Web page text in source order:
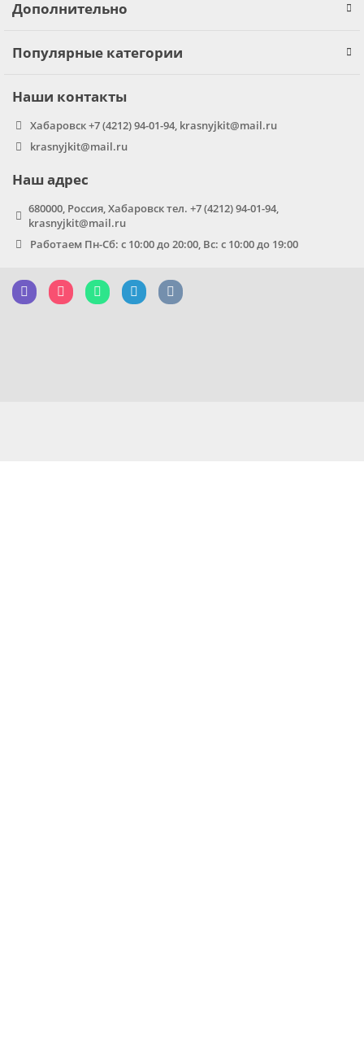
Дополнительно
Популярные категории
Наши контакты
Хабаровск +7 (4212) 94-01-94, krasnyjkit@mail.ru
krasnyjkit@mail.ru
Наш адрес
680000, Россия, Хабаровск тел. +7 (4212) 94-01-94,
krasnyjkit@mail.ru
Работаем Пн-Сб: с 10:00 до 20:00, Вс: с 10:00 до 19:00